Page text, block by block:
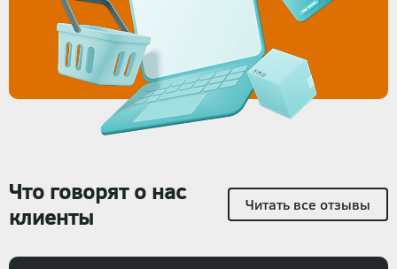
Что говорят о нас
клиенты
Читать все отзывы